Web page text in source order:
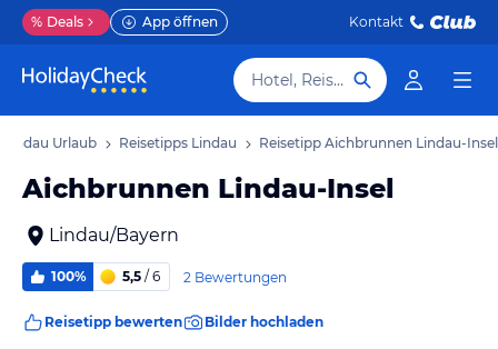
% Deals App öffnen Kontakt
Hotel, Reiseziel
Lindau Urlaub Reisetipps Lindau Reisetipp Aichbrunnen Lindau-Insel
Aichbrunnen Lindau-Insel
Lindau/Bayern
100% 5,5 / 6 2 Bewertungen
Reisetipp bewerten Bilder hochladen